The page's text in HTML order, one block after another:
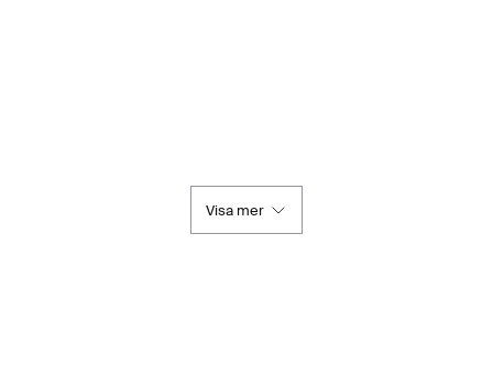
Visa mer